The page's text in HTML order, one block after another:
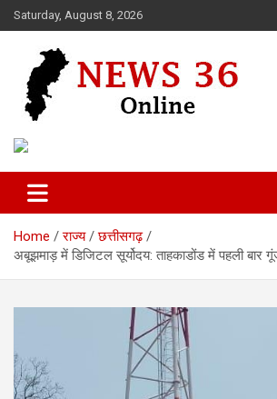
Skip
to
Saturday, August 8, 2026
News 36
Home राज्य
छत्तीसगढ़
अबूझमाड़ में डिजिटल सूर्योदय: ताहकाडोंड में पहली बार